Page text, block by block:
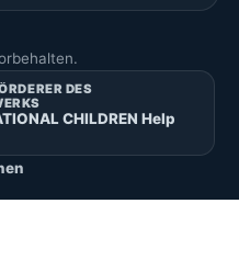
DES
CHILDREN Help